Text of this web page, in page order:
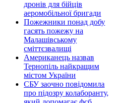
дронів для бійців
аеромобільної бригади
Пожежники понад добу
гасять пожежу на
Малашівському
сміттєзвалищі
Американець назвав
Тернопіль найкращим
містом України
СБУ заочно повідомила
про підозру колаборанту,